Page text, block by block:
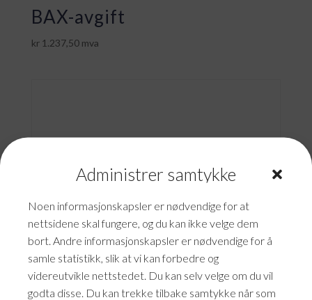
Administrer samtykke
Noen informasjonskapsler er nødvendige for at
nettsidene skal fungere, og du kan ikke velge dem
bort. Andre informasjonskapsler er nødvendige for å
samle statistikk, slik at vi kan forbedre og
videreutvikle nettstedet. Du kan selv velge om du vil
godta disse. Du kan trekke tilbake samtykke når som
BAX-avgift
kr1.237,50 mva